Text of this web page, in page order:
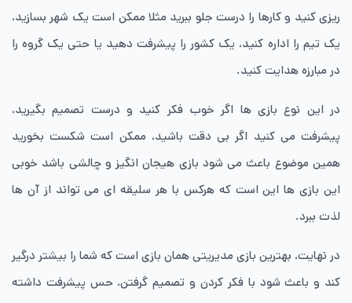
ریزی کنید و کارها را درست جلو ببرید مثلا ممکن است یک شهر بسازید،
یک تیم را اداره کنید، یک کشور را پیشرفت دهید یا حتی یک گروه را
در مبارزه هدایت کنید.
در این نوع بازی ها اگر خوب فکر کنید و درست تصمیم بگیرید،
پیشرفت می کنید اگر بی دقت باشید، ممکن است شکست بخورید
همین موضوع باعث می شود بازی هیجان انگیز و چالشی باشد خوبی
این بازی ها این است که هرکس با هر سلیقه ای می تواند از آن ها
لذت ببرد.
در نهایت، بهترین بازی مدیریتی همان بازی‌ است که شما را بیشتر درگیر
کند و باعث شود با فکر کردن و تصمیم گرفتن، حس پیشرفت داشته